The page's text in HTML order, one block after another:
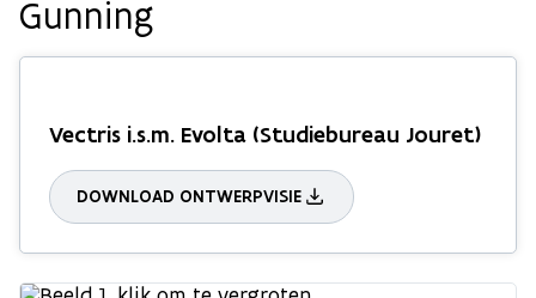
Gunning
Vectris i.s.m. Evolta (Studiebureau Jouret)
DOWNLOAD ONTWERPVISIE